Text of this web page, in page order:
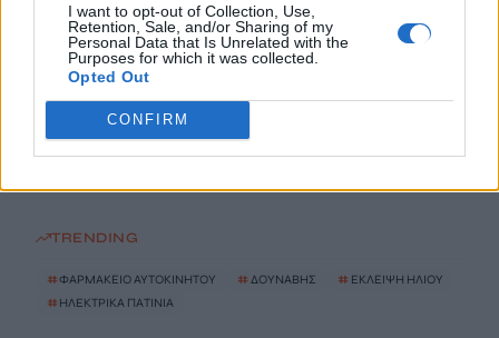
I want to opt-out of Collection, Use,
Retention, Sale, and/or Sharing of my
Personal Data that Is Unrelated with the
Purposes for which it was collected.
Opted Out
CONFIRM
υπερθέρμανση του πλανήτη
9 Αυγούστου, 2026
Τσίχλα – «ασπίδα» κατά του καρκίνου του στόματος:
Εξουδετερώνει τον ιό HPV έως και 93%
TRENDING
#ΦΑΡΜΑΚΕΙΟ ΑΥΤΟΚΙΝΗΤΟΥ # ΔΟΥΝΑΒΗΣ # ΕΚΛΕΙΨΗ ΗΛΙΟΥ
# ΗΛΕΚΤΡΙΚΑ ΠΑΤΙΝΙΑ